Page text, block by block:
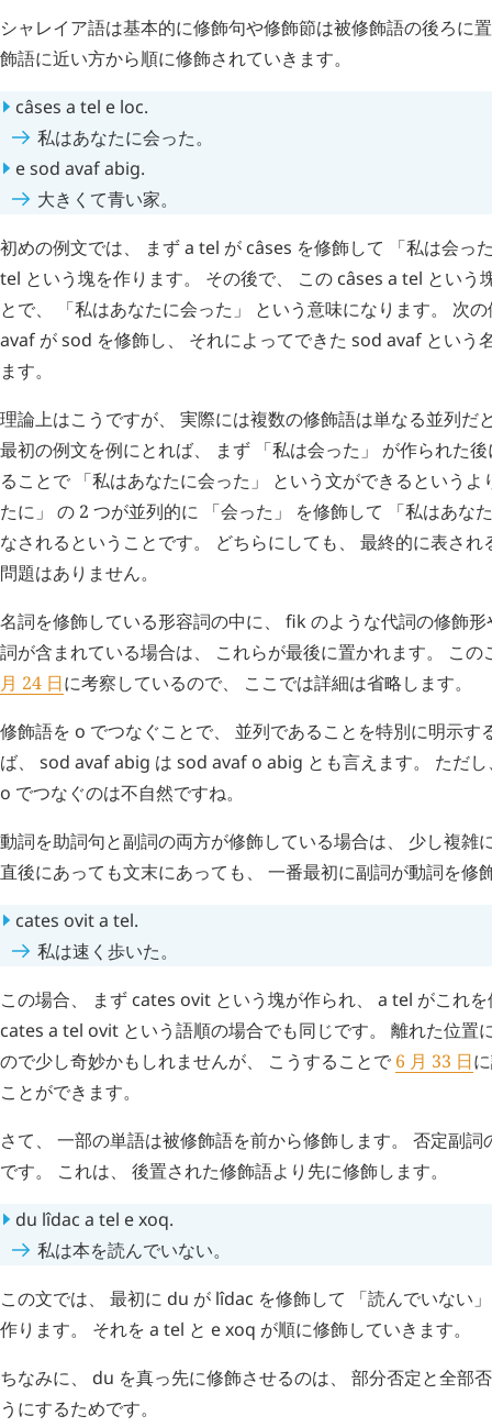
シャレイア語は基本的に修飾句や修飾節は被修飾語の後ろに
飾語に近い方から順に修飾されていきます。
câses a tel e loc.
私はあなたに会った。
esod avafabig.
大きくて青い家。
初めの例文では、 まずa tel が câses を修飾して 「私は会っ
tel という塊を作ります。 その後で、 この câses a tel という
とで、 「私はあなたに会った」 という意味になります。 次
avaf がsod を修飾し、 それによってできた sod avaf という
ます。
理論上はこうですが、 実際には複数の修飾語は単なる並列だ
最初の例文を例にとれば、 まず 「私は会った」 が作られた
ることで 「私はあなたに会った」 という文ができるという
たに」 の 2 つが並列的に 「会った」 を修飾して 「私はあな
なされるということです。 どちらにしても、 最終的に表さ
問題はありません。
名詞を修飾している形容詞の中に、 fik のような代詞の修飾
詞が含まれている場合は、 これらが最後に置かれます。 こ
月 24 日に考察しているので、 ここでは詳細は省略します。
修飾語を o でつなぐことで、 並列であることを特別に明示す
ば、 sod avafabig は sod avaf o abig とも言えます。 ただ
o でつなぐのは不自然ですね。
動詞を助詞句と副詞の両方が修飾している場合は、 少し複雑
直後にあっても文末にあっても、 一番最初に副詞が動詞を修
cates ovita tel.
私は速く歩いた。
この場合、 まず cates ovit という塊が作られ、 a tel がこれ
cates a tel ovit という語順の場合でも同じです。 離れた位置
ので少し奇妙かもしれませんが、 こうすることで 6 月 33 日
ことができます。
さて、 一部の単語は被修飾語を前から修飾します。 否定副詞
です。 これは、 後置された修飾語より先に修飾します。
du lîdac a tel exoq.
私は本を読んでいない。
この文では、 最初に du が lîdac を修飾して 「読んでいない
作ります。 それを a tel と exoq が順に修飾していきます。
ちなみに、 du を真っ先に修飾させるのは、 部分否定と全部
うにするためです。